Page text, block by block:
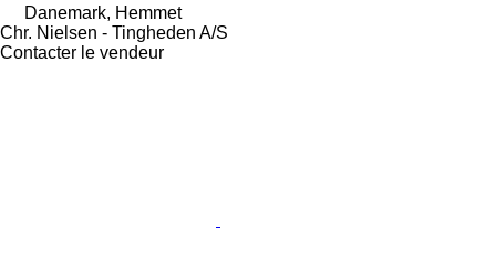
Danemark, Hemmet
Chr. Nielsen - Tingheden A/S
Contacter le vendeur